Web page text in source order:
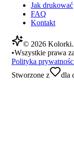
Jak drukować
FAQ
Kontakt
© 2026
•Wszystkie prawa
Polityka
Stworzone z
dla